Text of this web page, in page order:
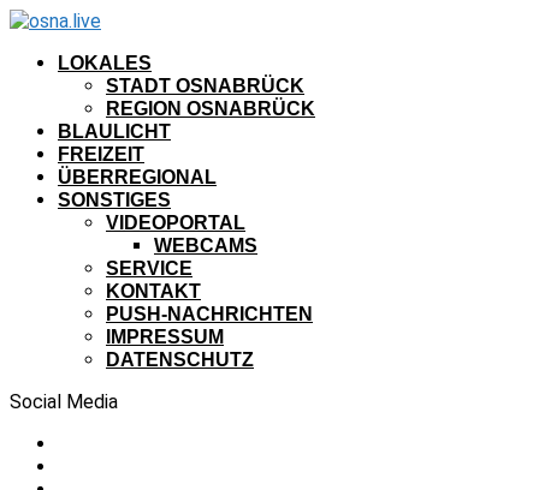
LOKALES
STADT OSNABRÜCK
REGION OSNABRÜCK
BLAULICHT
FREIZEIT
ÜBERREGIONAL
SONSTIGES
VIDEOPORTAL
WEBCAMS
SERVICE
KONTAKT
PUSH-NACHRICHTEN
IMPRESSUM
DATENSCHUTZ
Social Media